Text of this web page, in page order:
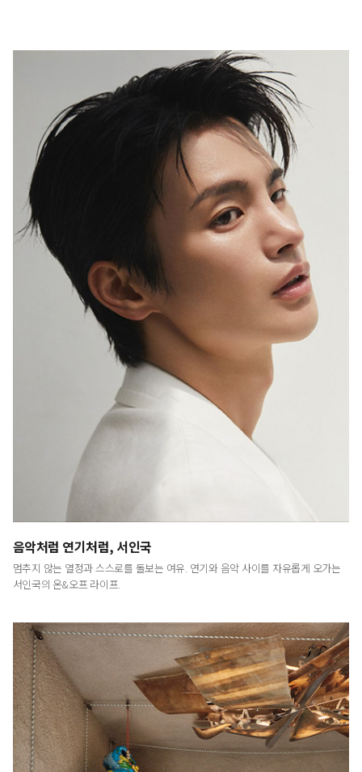
행복이 가득한 집
1987년 창간한 <행복이 가득한 집>은
‘생활을 디자인하면 행복이 더 커진다’는
캐치프레이즈 아래
국내외 대표 디자이너ㆍ작가ㆍ브랜드와 협업,
집을 매개로 한 ‘프리미엄 라이프스타일’을 선보이고 있습니다.
LUXURY
<럭셔리>는 예술적이고 문화적인 시각에서
최고급 브랜드와 라이프스타일을 다룸으로써
명품의 진정한 의미와 예술이 주는 감동을 전하는
멈추지 않는 열정과 스스로를 돌보는 여유. 연기와 음악 사이를 자유롭게 오가는
서인국의 온&오프 라이프.